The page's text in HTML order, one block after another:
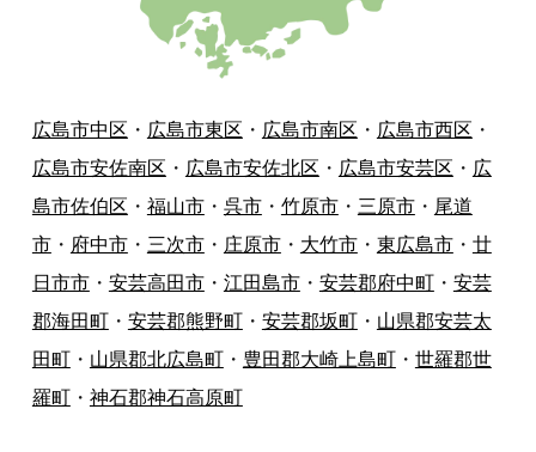
広島市中区 ・ 広島市東区 ・ 広島市南区 ・ 広島市西区 ・
広島市安佐南区 ・ 広島市安佐北区 ・ 広島市安芸区 ・ 広
島市佐伯区 ・ 福山市・ 呉市・ 竹原市・ 三原市・ 尾道
市・ 府中市・ 三次市・ 庄原市・ 大竹市・ 東広島市・ 廿
日市市・ 安芸高田市・ 江田島市・ 安芸郡府中町・ 安芸
郡海田町・ 安芸郡熊野町・ 安芸郡坂町・ 山県郡安芸太
田町・ 山県郡北広島町・ 豊田郡大崎上島町・ 世羅郡世
羅町・ 神石郡神石高原町